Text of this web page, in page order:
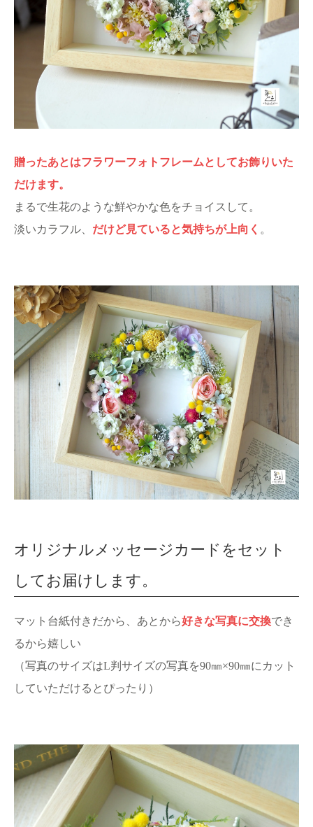
贈ったあとはフラワーフォトフレームとしてお飾りいた
だけます。
まるで生花のような鮮やかな色をチョイスして。
淡いカラフル、 だけど見ていると気持ちが上向く 。
オリジナルメッセージカードをセット
してお届けします。
マット台紙付きだから、あとから好きな写真に交換でき
るから嬉しい
（写真のサイズはL判サイズの写真を90㎜×90㎜にカット
していただけるとぴったり）